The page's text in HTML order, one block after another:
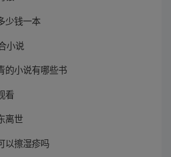
少钱一本
小说
的小说有哪些书
看
离世
以擦湿疹吗